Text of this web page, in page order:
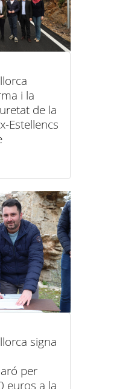
i la
de la
Estellencs
signa
per
euros a la